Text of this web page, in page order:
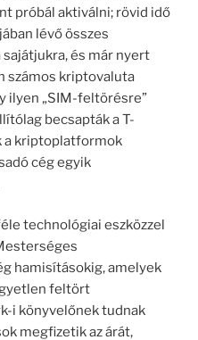
próbál aktiválni; rövid idő
lévő összes
és már nyert
számos kriptovaluta
ilyen „SIM-feltörésre”
becsapták a T-
a kriptoplatformok
cég egyik
technológiai eszközzel
hamisításokig, amelyek
feltört
i könyvelőnek tudnak
megfizetik az árát,